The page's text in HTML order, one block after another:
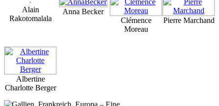
Alain
Rakotomalala
Anna Becker
Clémence
Moreau
Pierre Marchand
Albertine
Charlotte Berger